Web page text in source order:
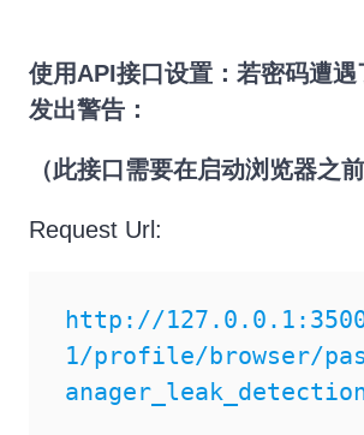
使用API接口设置：若密码遭遇
发出警告：
（此接口需要在启动浏览器之前
Request Url:
http://
1/profile/browser/